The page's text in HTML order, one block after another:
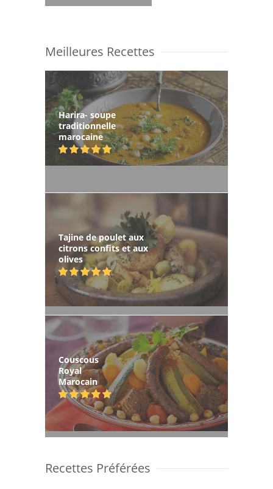
Meilleures Recettes
Harira- soupe
traditionnelle
marocaine
Tajine de poulet aux
citrons confits et aux
olives
Couscous
Royal
Marocain
Recettes Préférées